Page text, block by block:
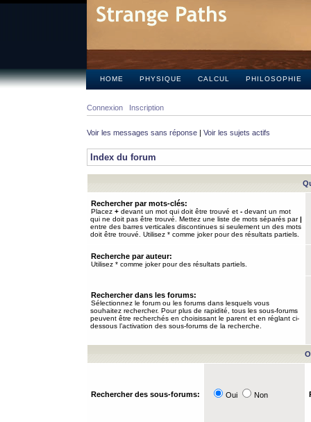
HOME PHYSIQUE CALCUL PHILOSOPHIE
Connexion Inscription
Voir les messages sans réponse | Voir les sujets actifs
Index du forum
Rechercher par mots-clés:
Placez + devant un mot qui doit être trouvé et - devant un mot
qui ne doit pas être trouvé. Mettez une liste de mots séparés par|
entre des barres verticales discontinues si seulement un des mots
doit être trouvé. Utilisez * comme joker pour des résultats partiels.
Recherche par auteur:
Utilisez * comme joker pour des résultats partiels.
Rechercher dans les forums:
Sélectionnez le forum ou les forums dans lesquels vous
souhaitez rechercher. Pour plus de rapidité, tous les sous-forums
peuvent être recherchés en choisissant le parent et en réglant ci-
dessous l’activation des sous-forums de la recherche.
Rechercher des sous-forums: Oui Non